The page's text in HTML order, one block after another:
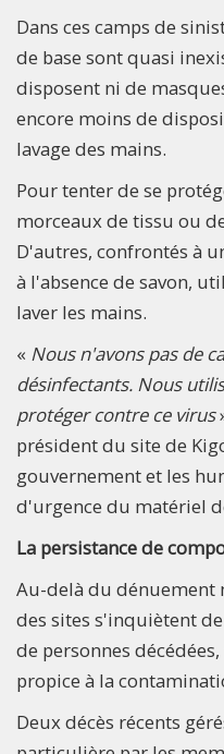
Dans ces camps de
de base sont quasi
disposent ni de
encore moins de
lavage des mains.
Pour tenter de se
morceaux de tissu ou
D'autres, confrontés à
à l'absence de savon,
laver les mains.
« Nous n'avons pas de
désinfectants. Nous
protéger contre ce virus
président du site de
gouvernement et les
d'urgence du matériel
La persistance de
Au-delà du dénuement
des sites s'inquiètent
de personnes
propice à la
Deux décès récents